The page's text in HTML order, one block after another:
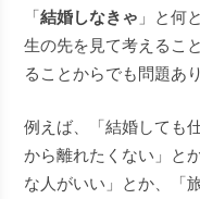
「結婚しなきゃ 」と何
生の先を見て考えるこ
ることからでも問題あ
例えば、「結婚しても
から離れたくない」と
な人がいい」とか、「